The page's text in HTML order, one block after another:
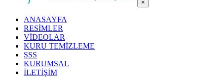
×
ANASAYFA
RESİMLER
VİDEOLAR
KURU TEMİZLEME
SSS
KURUMSAL
İLETİŞİM